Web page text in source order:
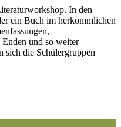
In den
ein Buch im herkömmlichen
und so weiter
sich die Schülergruppen